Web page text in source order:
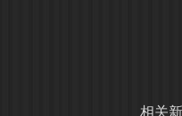
相关